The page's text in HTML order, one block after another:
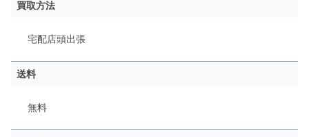
買取方法
宅配店頭出張
送料
無料